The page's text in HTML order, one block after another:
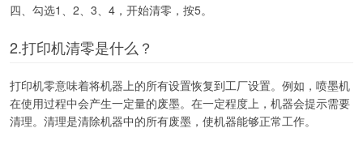
四、勾选1、2、3、4，开始清零，按5。
2.打印机清零是什么？
打印机零意味着将机器上的所有设置恢复到工厂设置。例如，喷墨机
在使用过程中会产生一定量的废墨。在一定程度上，机器会提示需要
清理。清理是清除机器中的所有废墨，使机器能够正常工作。